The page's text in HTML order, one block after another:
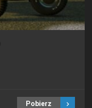
Pobierz